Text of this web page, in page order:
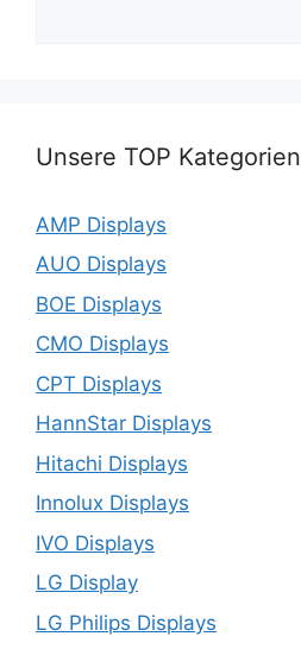
Unsere TOP Kategorien
AMP Displays
AUO Displays
BOE Displays
CMO Displays
CPT Displays
HannStar Displays
Hitachi Displays
Innolux Displays
IVO Displays
LG Display
LG Philips Displays